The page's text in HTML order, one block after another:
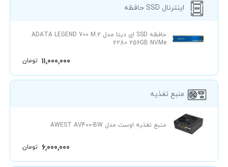
حافظه SSD اینترنال
11,000,000 تومان
حافظه SSD ای دیتا مدل ADATA LEGEND 700 M.2
2280 256GB NVMe
منبع تغذیه
6,000,000 تومان
منبع تغذیه اوست مدل AWEST AV400-BW